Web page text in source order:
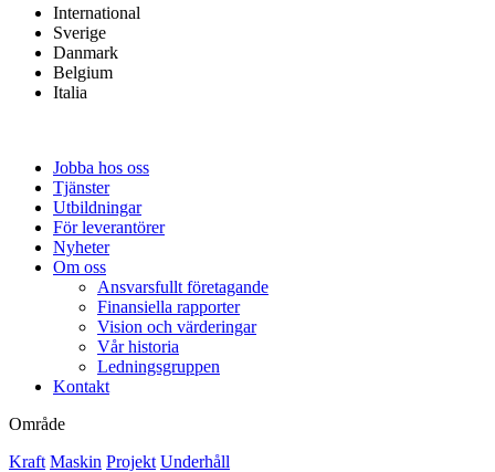
International
Sverige
Danmark
Belgium
Italia
Jobba hos oss
Tjänster
Utbildningar
För leverantörer
Nyheter
Om oss
Ansvarsfullt företagande
Finansiella rapporter
Vision och värderingar
Vår historia
Ledningsgruppen
Kontakt
Område
Kraft Maskin Projekt Underhåll